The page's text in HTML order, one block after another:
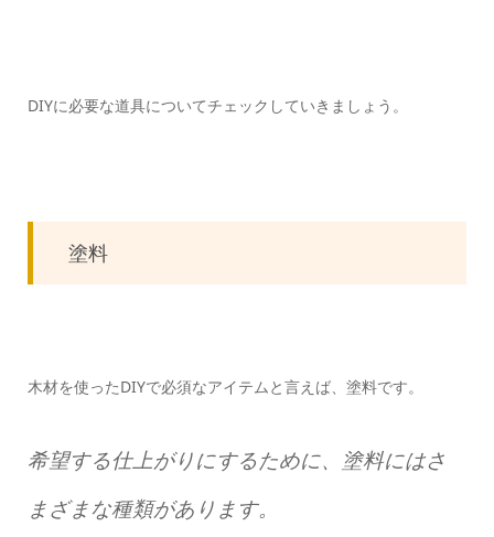
DIYに必要な道具についてチェックしていきましょう。
塗料
木材を使ったDIYで必須なアイテムと言えば、塗料です。
希望する仕上がりにするために、塗料にはさ
まざまな種類があります。